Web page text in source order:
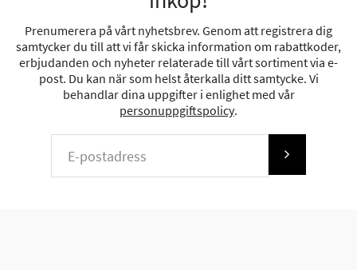
Prenumerera på vårt nyhetsbrev. Genom att registrera dig
samtycker du till att vi får skicka information om rabattkoder,
erbjudanden och nyheter relaterade till vårt sortiment via e-
post. Du kan när som helst återkalla ditt samtycke. Vi
behandlar dina uppgifter i enlighet med vår
personuppgiftspolicy.